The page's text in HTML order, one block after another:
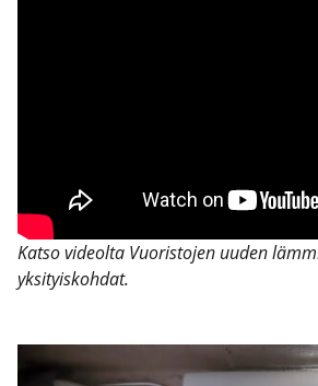
Kat­so videol­ta Vuo­ris­to­jen uuden
yksi­tyis­koh­dat.